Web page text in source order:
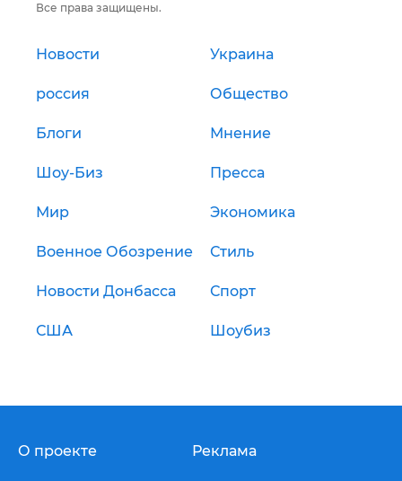
Все права защищены.
Новости Украина
россия Общество
Блоги Мнение
Шоу-Биз Пресса
Мир Экономика
Военное Обозрение Стиль
Новости Донбасса Спорт
США Шоубиз
О проекте Реклама